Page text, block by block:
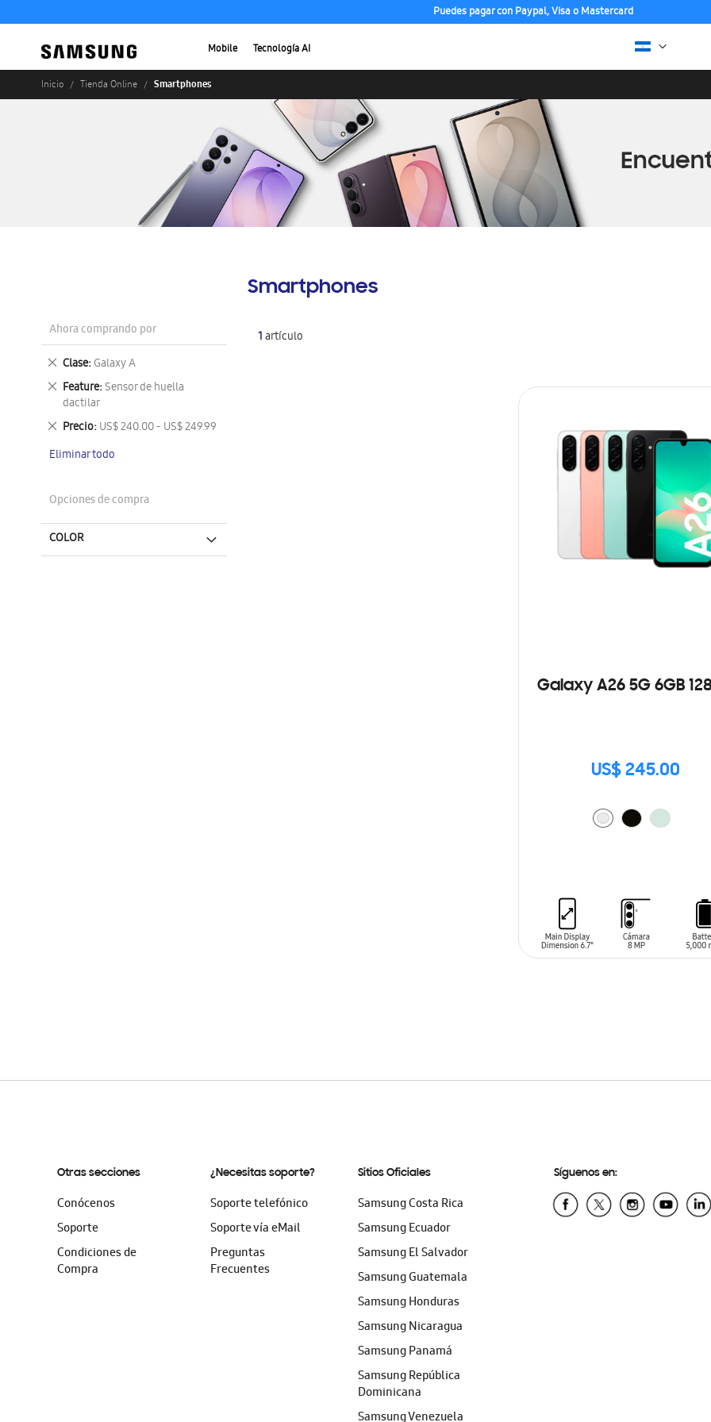
Puedes pagar con Paypal, Visa o Mastercard
Mobile Tecnología AI
Inicio Tienda Online Smartphones
Smartphones
1artículo
Galaxy A26 5G 6GB
US$ 245.00
Ahora comprando por
Clase Galaxy A
Eliminar
este
artículo
Feature Sensor de huella
dactilar
Eliminar
este
artículo
Precio US$ 240.00 - US$ 249.99
Eliminar
artículo
Eliminar todo
Opciones de compra
COLOR
Otras secciones
Conócenos
Soporte
Condiciones de
Compra
¿Necesitas soporte?
Soporte telefónico
Soporte vía eMail
Preguntas
Frecuentes
Sitios Oficiales
Samsung Costa Rica
Samsung Ecuador
Samsung El Salvador
Samsung Guatemala
Samsung Honduras
Samsung Nicaragua
Samsung Panamá
Samsung República
Dominicana
Samsung Venezuela
Síguenos en: